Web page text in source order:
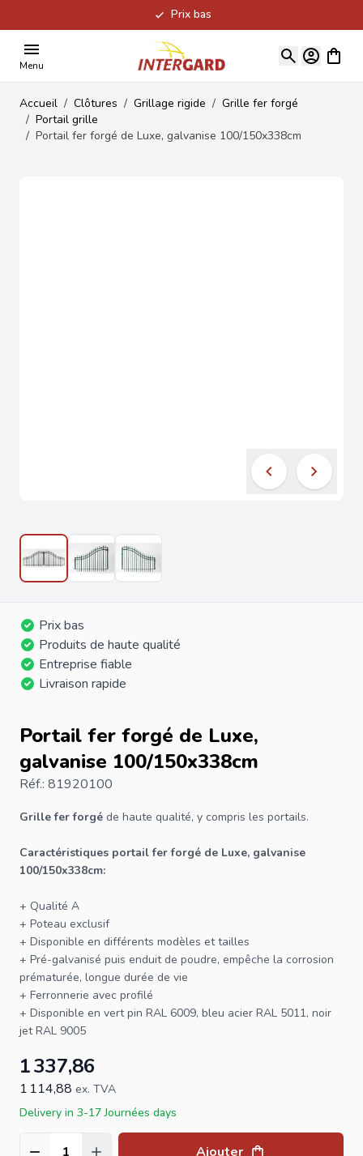
Prix bas
Menu
Voir
Accueil / Clôtures / Grillage rigide / Grille fer forgé
/ Portail grille
/ Portail fer forgé de Luxe, galvanise 100/150x338cm
Prix bas
Produits de haute qualité
Entreprise fiable
Livraison rapide
Portail fer forgé de Luxe,
galvanise 100/150x338cm
Réf.: 81920100
Grille fer forgé de haute qualité, y compris les portails.
Caractéristiques portail fer forgé de Luxe, galvanise
100/150x338cm:
+ Qualité A
+ Poteau exclusif
+ Disponible en différents modèles et tailles
+ Pré-galvanisé puis enduit de poudre, empêche la corrosion
prématurée, longue durée de vie
+ Ferronnerie avec profilé
+ Disponible en vert pin RAL 6009, bleu acier RAL 5011, noir
jet RAL 9005
1 337,86
1 114,88 ex. TVA
Delivery in 3-17 Journées days
Ajouter